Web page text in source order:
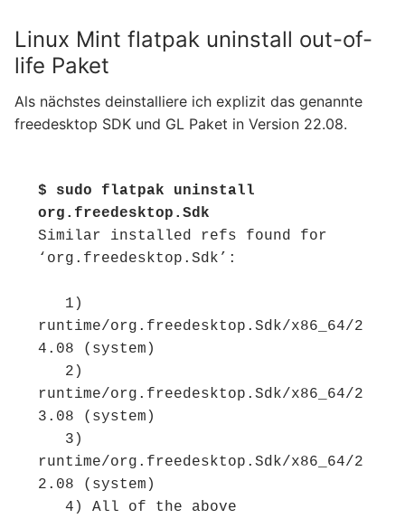
Linux Mint flatpak uninstall out-of-
life Paket
Als nächstes deinstalliere ich explizit das genannte
freedesktop SDK und GL Paket in Version 22.08.
$ sudo flatpak uninstall
org.freedesktop.Sdk
Similar installed refs found for
‘org.freedesktop.Sdk’:
runtime/org.freedesktop.Sdk/x86_64/2
4.08 (system)
runtime/org.freedesktop.Sdk/x86_64/2
3.08 (system)
runtime/org.freedesktop.Sdk/x86_64/2
2.08 (system)